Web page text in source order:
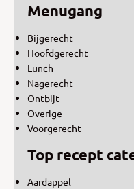
Menugang
Bijgerecht
Hoofdgerecht
Lunch
Nagerecht
Ontbijt
Overige
Voorgerecht
Top recept
Aardappel